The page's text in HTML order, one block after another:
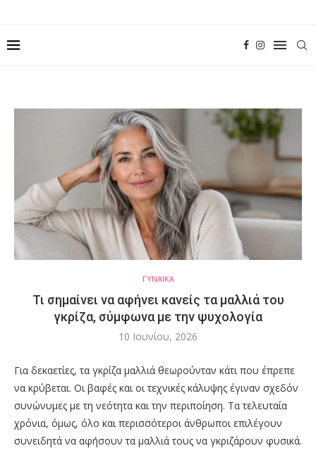
ΓΥΝΑΙΚΑ
Τι σημαίνει να αφήνει κανείς τα μαλλιά του
γκρίζα, σύμφωνα με την ψυχολογία
10 Ιουνίου, 2026
Για δεκαετίες, τα γκρίζα μαλλιά θεωρούνταν κάτι που έπρεπε
να κρύβεται. Οι βαφές και οι τεχνικές κάλυψης έγιναν σχεδόν
συνώνυμες με τη νεότητα και την περιποίηση. Τα τελευταία
χρόνια, όμως, όλο και περισσότεροι άνθρωποι επιλέγουν
συνειδητά να αφήσουν τα μαλλιά τους να γκριζάρουν φυσικά.